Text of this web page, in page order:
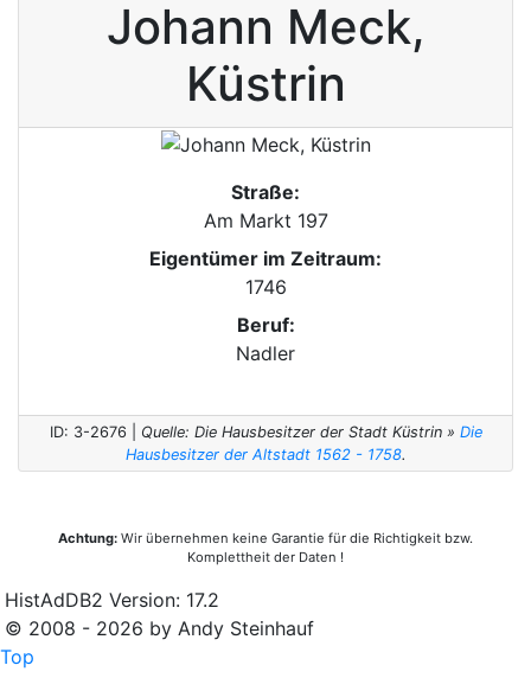
Johann Meck,
Küstrin
Straße:
Am Markt 197
Eigentümer im Zeitraum:
1746
Beruf:
Nadler
ID: 3-2676 | Quelle: Die Hausbesitzer der Stadt Küstrin » Die
Hausbesitzer der Altstadt 1562 - 1758.
Achtung: Wir übernehmen keine Garantie für die Richtigkeit bzw.
Komplettheit der Daten !
HistAdDB2 Version: 17.2
© 2008 - 2026 by Andy Steinhauf
Top